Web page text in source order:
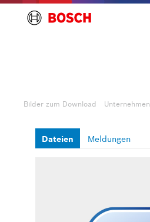
Unternehmen
Bilder zum Download Unternehmen
Dateien Meldungen